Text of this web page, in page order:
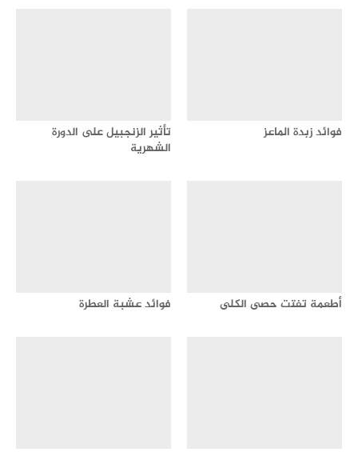
فوائد زبدة الماعز
تأثير الزنجبيل على الدورة
الشهرية
أطعمة تفتت حصى الكلى فوائد عشبة العطرة